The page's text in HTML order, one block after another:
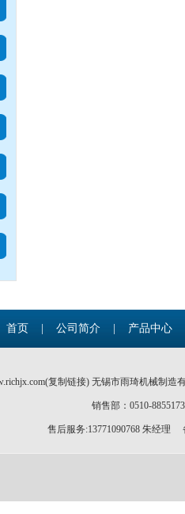
首页 公司简介 产品中心
复制链接) 无锡市雨琦机械制造
销售部：0510-
售后服务:13771090768 朱经理